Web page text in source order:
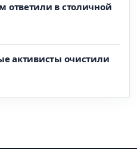
ответили в столичной
активисты очистили